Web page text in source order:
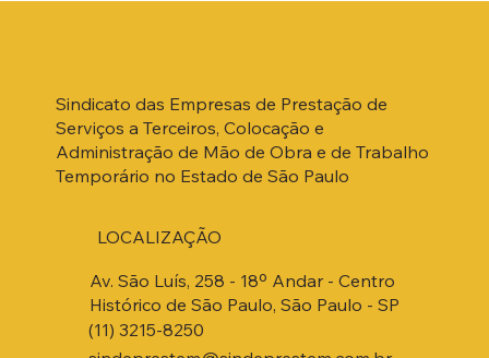
Sindicato das Empresas de Prestação de
Serviços a Terceiros, Colocação e
Administração de Mão de Obra e de Trabalho
Temporário no Estado de São Paulo
Av. São Luís, 258 - 18º Andar - Centro
Histórico de São Paulo, São Paulo - SP
(11) 3215-8250
LOCALIZAÇÃO